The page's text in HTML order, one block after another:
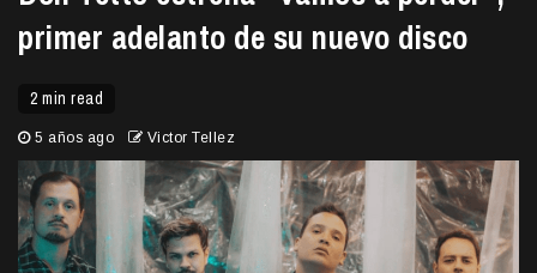
primer adelanto de su nuevo disco
2 min read
5 años ago Victor Tellez